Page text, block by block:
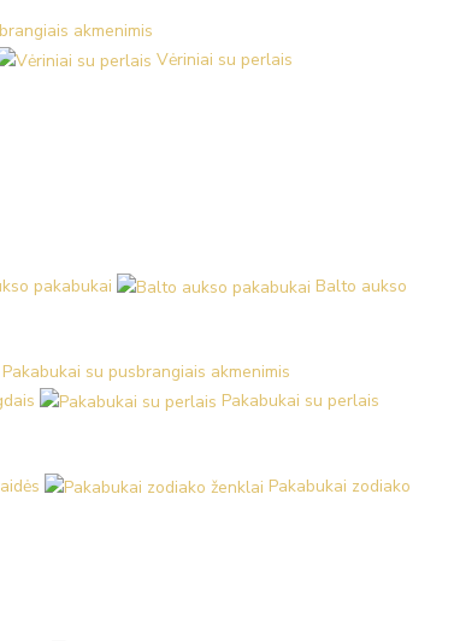
akmenimis
Vėriniai su perlais
pakabukai
Balto aukso
Pakabukai su pusbrangiais akmenimis
Pakabukai su perlais
Pakabukai zodiako